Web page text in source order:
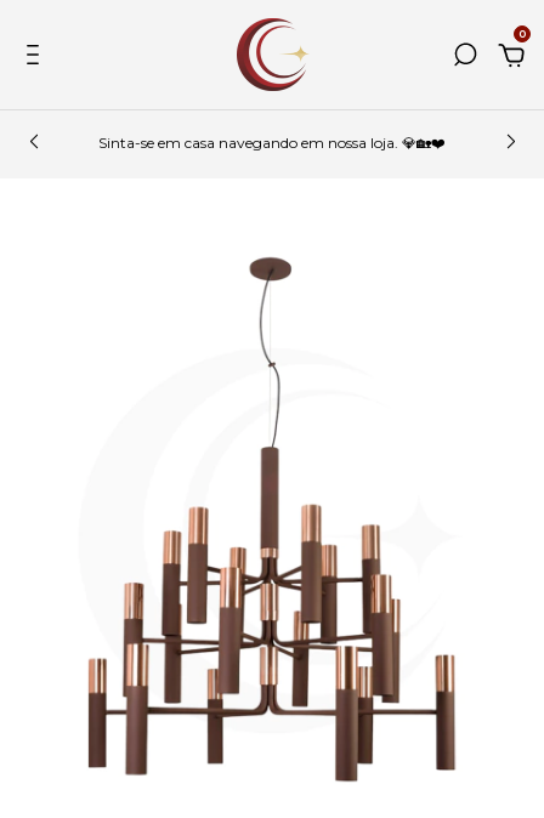
0
Sinta-se em casa navegando em nossa loja. 💎🏡❤️